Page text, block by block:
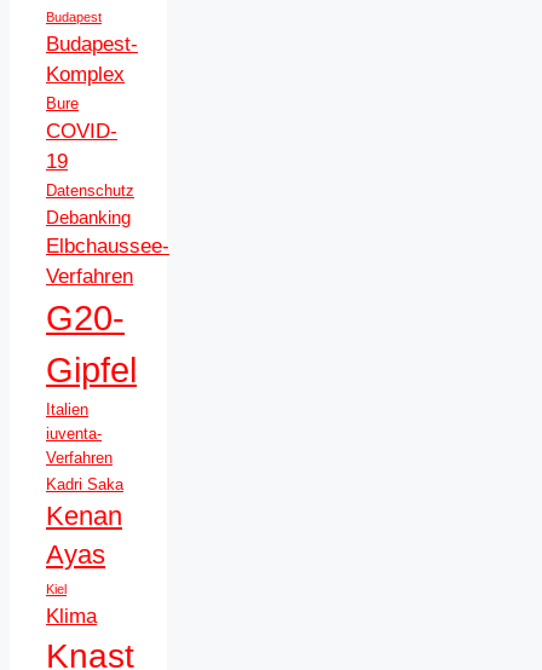
Budapest
Budapest-
Komplex
Bure
COVID-
19
Datenschutz
Debanking
Elbchaussee-
Verfahren
G20-
Gipfel
Italien
iuventa-
Verfahren
Kadri Saka
Kenan
Ayas
Kiel
Klima
Knast